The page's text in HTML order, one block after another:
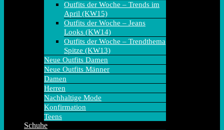
Outfits der Woche – Trends im
April (KW15)
Outfits der Woche – Jeans
Looks (KW14)
Outfits der Woche – Trendthema
Spitze (KW13)
Neue Outfits Damen
Neue Outfits Männer
Damen
Herren
Nachhaltige Mode
Konfirmation
Teens
Schuhe